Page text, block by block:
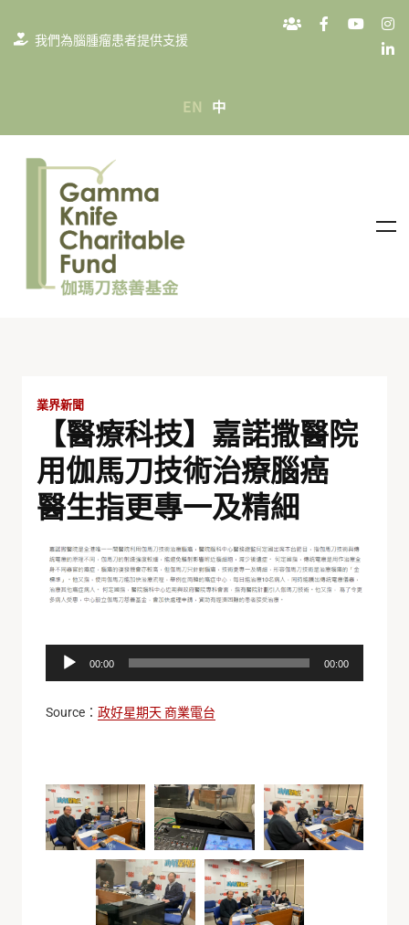
我們為腦腫瘤患者提供支援
EN 中
業界新聞
【醫療科技】嘉諾撒醫院
用伽馬刀技術治療腦癌
醫生指更專一及精細
放
00:00 00:00
Source： 政好星期天 商業電台